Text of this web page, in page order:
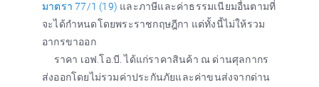
มาตรา 77/1 (19) และภาษีและค่าธรรมเนียมอื่นตามที่
จะได้กำหนดโดยพระราชกฤษฎีกา แต่ทั้งนี้ไม่ให้รวม
อากรขาออก
ราคา เอฟ.โอ.บี. ได้แก่ราคาสินค้า ณ ด่านศุลกากร
ส่งออกโดยไม่รวมค่าประกันภัยและค่าขนส่งจากด่าน